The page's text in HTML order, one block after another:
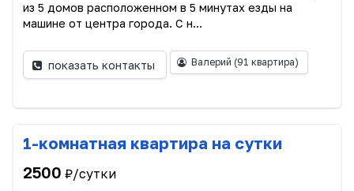
из 5 домов расположенном в 5 минутах езды на
машине от центра города. С н...
показать контакты Валерий (91 квартира)
1-комнатная квартира на сутки
2500 ₽/сутки